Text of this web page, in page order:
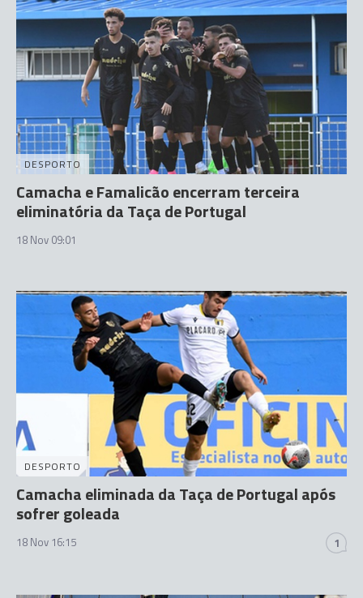
DESPORTO
Camacha e Famalicão encerram terceira
eliminatória da Taça de Portugal
18 Nov 09:01
DESPORTO
Camacha eliminada da Taça de Portugal após
sofrer goleada
18 Nov 16:15 1